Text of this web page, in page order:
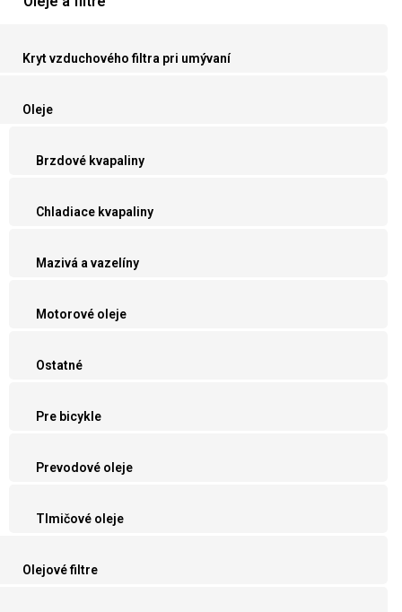
Kryt vzduchového filtra pri umývaní
Oleje
Brzdové kvapaliny
Chladiace kvapaliny
Mazivá a vazelíny
Motorové oleje
Ostatné
Pre bicykle
Prevodové oleje
Tlmičové oleje
Olejové filtre